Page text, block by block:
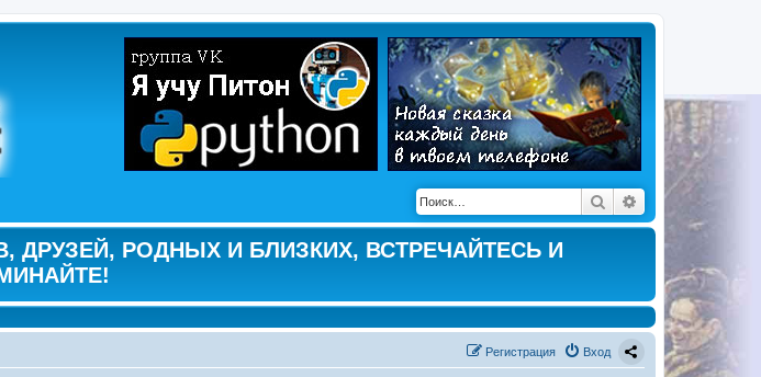
Поиск Расширенный
РОДНЫХ И БЛИЗКИХ, ВСТРЕЧАЙТЕСЬ И
Вход
Регистрация